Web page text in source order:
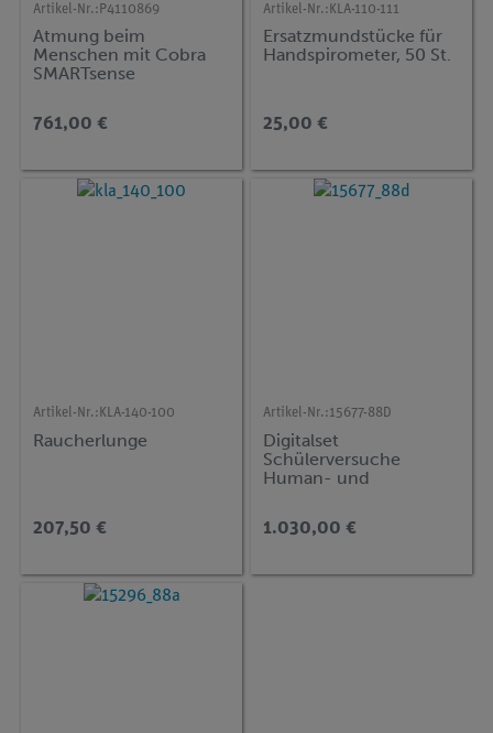
Artikel-Nr.: P4110869
Atmung beim
Menschen mit Cobra
SMARTsense
761,00 €
Artikel-Nr.: KLA-110-111
Ersatzmundstücke für
Handspirometer, 50 St.
25,00 €
Artikel-Nr.: KLA-140-100
Raucherlunge
207,50 €
Artikel-Nr.:15677-88D
Digitalset
Schülerversuche
Human- und
advanced Biologie HEP
1.030,00 €